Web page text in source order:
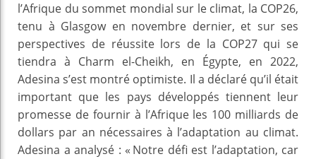
l’Afrique du sommet mondial sur le climat, la COP26,
tenu à Glasgow en novembre dernier, et sur ses
perspectives de réussite lors de la COP27 qui se
tiendra à Charm el-Cheikh, en Égypte, en 2022,
Adesina s’est montré optimiste. Il a déclaré qu’il était
important que les pays développés tiennent leur
promesse de fournir à l’Afrique les 100 milliards de
dollars par an nécessaires à l’adaptation au climat.
Adesina a analysé : « Notre défi est l’adaptation, car